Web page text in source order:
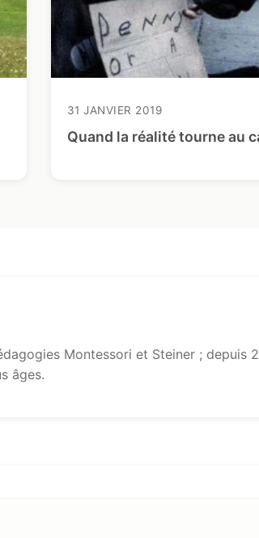
31 JANVIER 2019
Quand la réalité tourne au
Montessori et Steiner ; depuis
âges.